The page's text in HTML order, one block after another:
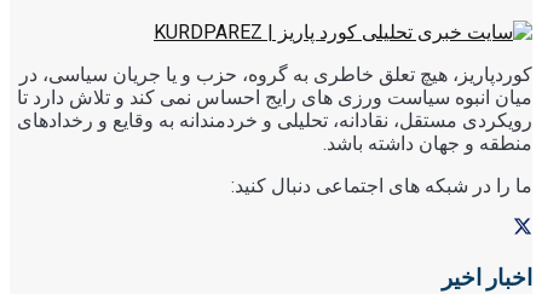
کوردپاریز، هیچ تعلق خاطری به گروه، حزب و یا جریان سیاسی، در
میان انبوه سیاست ورزی های رایج احساس نمی کند و تلاش دارد تا
رویکردی مستقل، نقادانه، تحلیلی و خردمندانه به وقایع و رخدادهای
منطقه و جهان داشته باشد.
ما را در شبکه های اجتماعی دنبال کنید:
اخبار اخیر